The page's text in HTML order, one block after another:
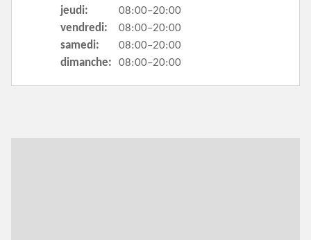
jeudi:
08:00–20:00
vendredi:
08:00–20:00
samedi:
08:00–20:00
dimanche:
08:00–20:00